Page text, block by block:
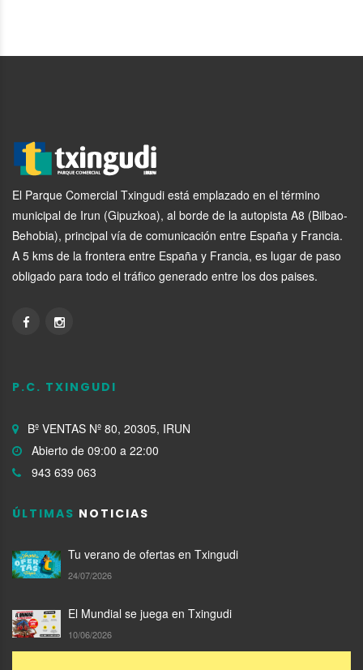
El Parque Comercial Txingudi está emplazado en el término
municipal de Irun (Gipuzkoa), al borde de la autopista A8 (Bilbao-
Behobia), principal vía de comunicación entre España y Francia.
A 5 kms de la frontera entre España y Francia, es lugar de paso
obligado para todo el tráfico generado entre los dos paises.
P.C. TXINGUDI
Bº VENTAS Nº 80, 20305, IRUN
Abierto de 09:00 a 22:00
943 639 063
ÚLTIMAS NOTICIAS
Tu verano de ofertas en Txingudi
24/07/2026
El Mundial se juega en Txingudi
10/06/2026